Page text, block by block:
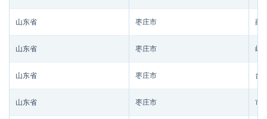
山东省 枣庄市 薛
山东省 枣庄市 峄
山东省 枣庄市 台
山东省 枣庄市 市